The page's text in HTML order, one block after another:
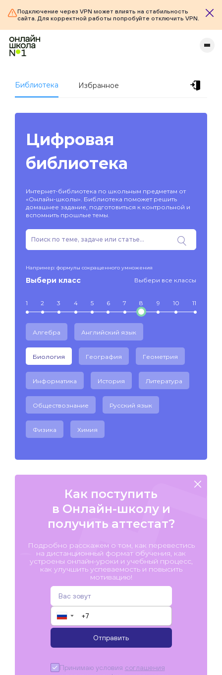
Подключение через VPN может влиять на стабильность
сайта. Для корректной работы попробуйте отключить VPN.
Библиотека Избранное
Цифровая
библиотека
Интернет-библиотека по школьным предметам от
«Онлайн-школы». Библиотека поможет решить
домашнее задание, подготовиться к контрольной и
вспомнить прошлые темы.
Например: формулы сокращенного умножения
Выбери класс Выбери все классы
1 2 3 4 5 6 7 8 9 10 11
Алгебра Английский язык
Биология География Геометрия
Информатика История Литература
Обществознание Русский язык
Физика Химия
Как поступить
в Онлайн-школу и
получить аттестат?
Подробно расскажем о том, как перевестись
на дистанционный формат обучения, как
устроены онлайн-уроки и учебный процесс,
как улучшить успеваемость и повысить
мотивацию!
▼
Отправить
Принимаю условия соглашения